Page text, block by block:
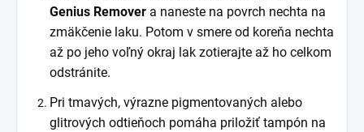
Genius Remover a naneste na povrch nechta na
zmäkčenie laku. Potom v smere od koreňa nechta
až po jeho voľný okraj lak zotierajte až ho celkom
odstránite.
Pri tmavých, výrazne pigmentovaných alebo
glitrových odtieňoch pomáha priložiť tampón na